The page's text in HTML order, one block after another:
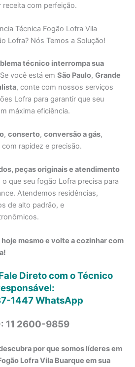
receita com perfeição.
Técnica Fogão Lofra Vila
Lofra? Nós Temos a Solução!
técnico interrompa sua
Se você está emSão Paulo,Grande
, conte com nossos serviços
Lofra para garantir que seu
máxima eficiência.
,conserto,conversão a gás,
com rapidez e precisão.
peças originais e atendimento
que seu fogão Lofra precisa para
Atendemos residências,
de alto padrão, e
mesmo e volte a cozinhar com
Direto com o Técnico
1447WhatsApp
11 2600-9859
por que somos líderes em
Lofra Vila Buarque em sua